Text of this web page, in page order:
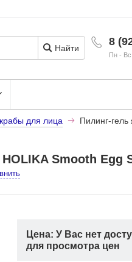
8
Пн -
Найти
для лица
Пилинг-
Smooth Egg
Цена: У Вас нет
для просмотра цен